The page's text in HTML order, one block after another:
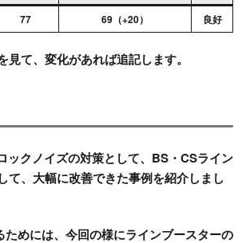
77 69（+20） 良好
見て、変化があれば追記します。
ックノイズの対策として、BS・CSライン
て、大幅に改善できた事例を紹介しまし
ためには、今回の様にラインブースターの